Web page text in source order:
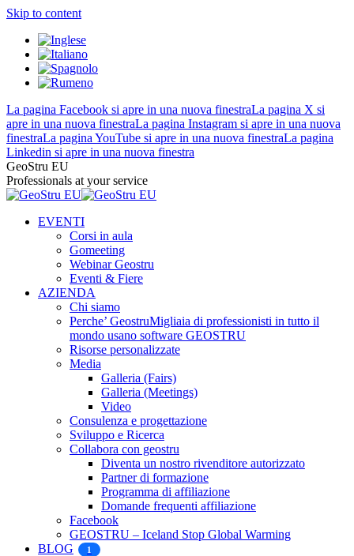
Skip to content
La pagina Facebook si apre in una nuova finestraLa pagina X si
apre in una nuova finestraLa pagina Instagram si apre in una nuova
finestraLa pagina YouTube si apre in una nuova finestraLa pagina
Linkedin si apre in una nuova finestra
GeoStru EU
Professionals at your service
EVENTI
Corsi in aula
Gomeeting
Webinar Geostru
Eventi & Fiere
AZIENDA
Chi siamo
Perche’ GeostruMigliaia di professionisti in tutto il
mondo usano software GEOSTRU
Risorse personalizzate
Media
Galleria (Fairs)
Galleria (Meetings)
Video
Consulenza e progettazione
Sviluppo e Ricerca
Collabora con geostru
Diventa un nostro rivenditore autorizzato
Partner di formazione
Programma di affiliazione
Domande frequenti affiliazione
Facebook
GEOSTRU – Iceland Stop Global Warming
BLOG
1